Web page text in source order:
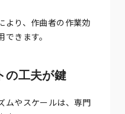
より、作曲者の作業効
きます。
の工夫が鍵
ムやスケールは、専門